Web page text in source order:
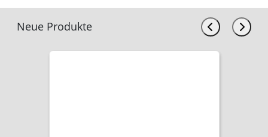
Neue Produkte